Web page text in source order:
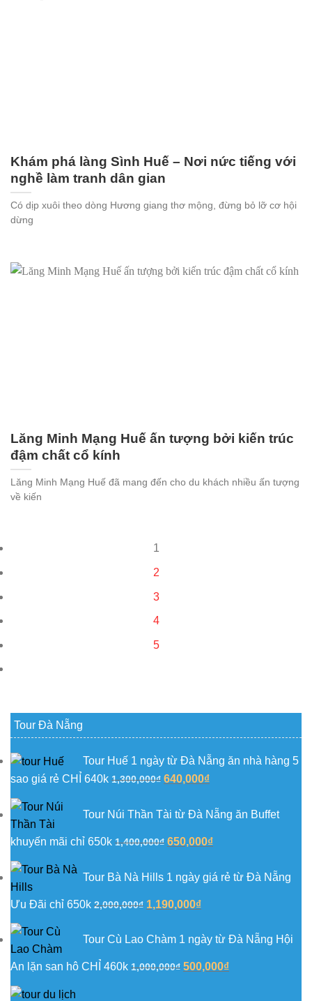
Khám phá làng Sình Huế – Nơi nức tiếng với
nghề làm tranh dân gian
Có dịp xuôi theo dòng Hương giang thơ mộng, đừng bỏ lỡ cơ hội
dừng
Lăng Minh Mạng Huế ấn tượng bởi kiến trúc
đậm chất cổ kính
Lăng Minh Mạng Huế đã mang đến cho du khách nhiều ấn tượng
về kiến
1
2
3
4
5
Tour Đà Nẵng
Tour Huế 1 ngày từ Đà Nẵng ăn nhà hàng 5
sao giá rẻ CHỈ 640k 1,300,000₫ Giá
là:
640,000₫Giá
tại
640,000₫.
Tour Núi Thần Tài từ Đà Nẵng ăn Buffet
khuyến mãi chỉ 650k 1,400,000₫ Giá
là:
650,000₫Giá
tại
Tour Bà Nà Hills 1 ngày giá rẻ từ Đà Nẵng
Ưu Đãi chỉ 650k 2,000,000₫ Giá
là:
1,190,000₫Giá
tại
1,190,000₫.
Tour Cù Lao Chàm 1 ngày từ Đà Nẵng Hội
An lặn san hô CHỈ 460k 1,000,000₫ Giá
500,000₫Giá